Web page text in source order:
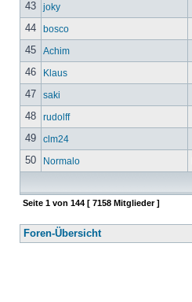
43 joky
44 bosco
45 Achim
46 Klaus
47 saki
48 rudolff
49 clm24
50 Normalo
Seite 1 von 144 [ 7158 Mitglieder ]
Foren-Übersicht